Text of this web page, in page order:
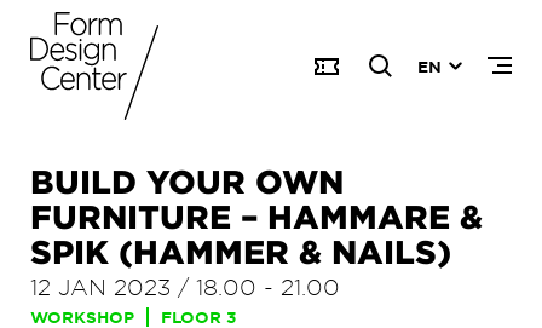
EN
BUILD YOUR OWN
FURNITURE – HAMMARE &
SPIK (HAMMER & NAILS)
12 JAN 2023 / 18.00 - 21.00
WORKSHOP FLOOR 3